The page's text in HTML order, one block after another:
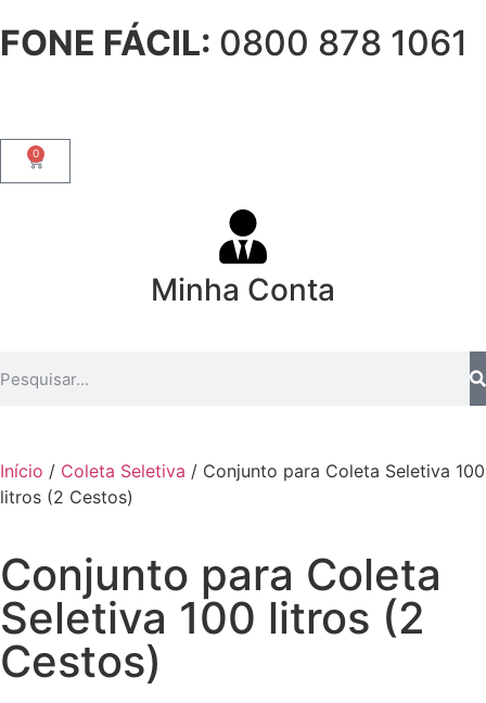
FONE FÁCIL: 0800 878 1061
0
Minha Conta
Início / Coleta Seletiva / Conjunto para Coleta Seletiva 100
litros (2 Cestos)
Conjunto para Coleta
Seletiva 100 litros (2
Cestos)